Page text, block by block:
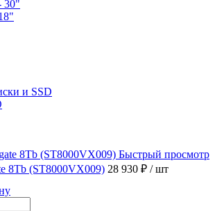
30"
и SSD
Быстрый просмотр
8Tb (ST8000VX009) 28 930 ₽ / шт